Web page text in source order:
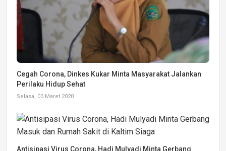
Cegah Corona, Dinkes Kukar Minta Masyarakat Jalankan
Perilaku Hidup Sehat
Selasa, 03 Maret 2020
Antisipasi Virus Corona, Hadi Mulyadi Minta Gerbang